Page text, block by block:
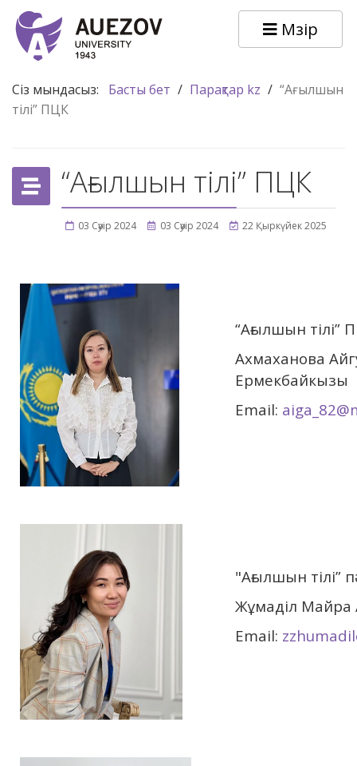
Мәзір
Сіз мындасыз: Басты бет / Парақтар kz / “Ағылшын
тілі” ПЦК
“Ағылшын тілі” ПЦК
03 Сәуір 2024 03 Сәуір 2024 22 Қыркүйек 2025
“Ағылшын тілі”
Ахмаханова
Ермекбайкызы
Email:
"Ағылшын тілі”
Жұмаділ Майра
Email: